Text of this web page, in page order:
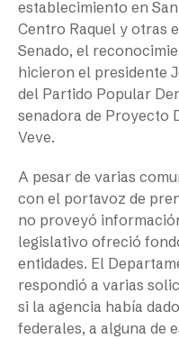
establecimiento en
Centro Raquel y otras
Senado, el
hicieron el presidente
del Partido Popular
senadora de Proyecto
Veve.
A pesar de varias
con el portavoz de
no proveyó
legislativo ofreció
entidades. El
respondió a varias
si la agencia había
federales, a alguna de